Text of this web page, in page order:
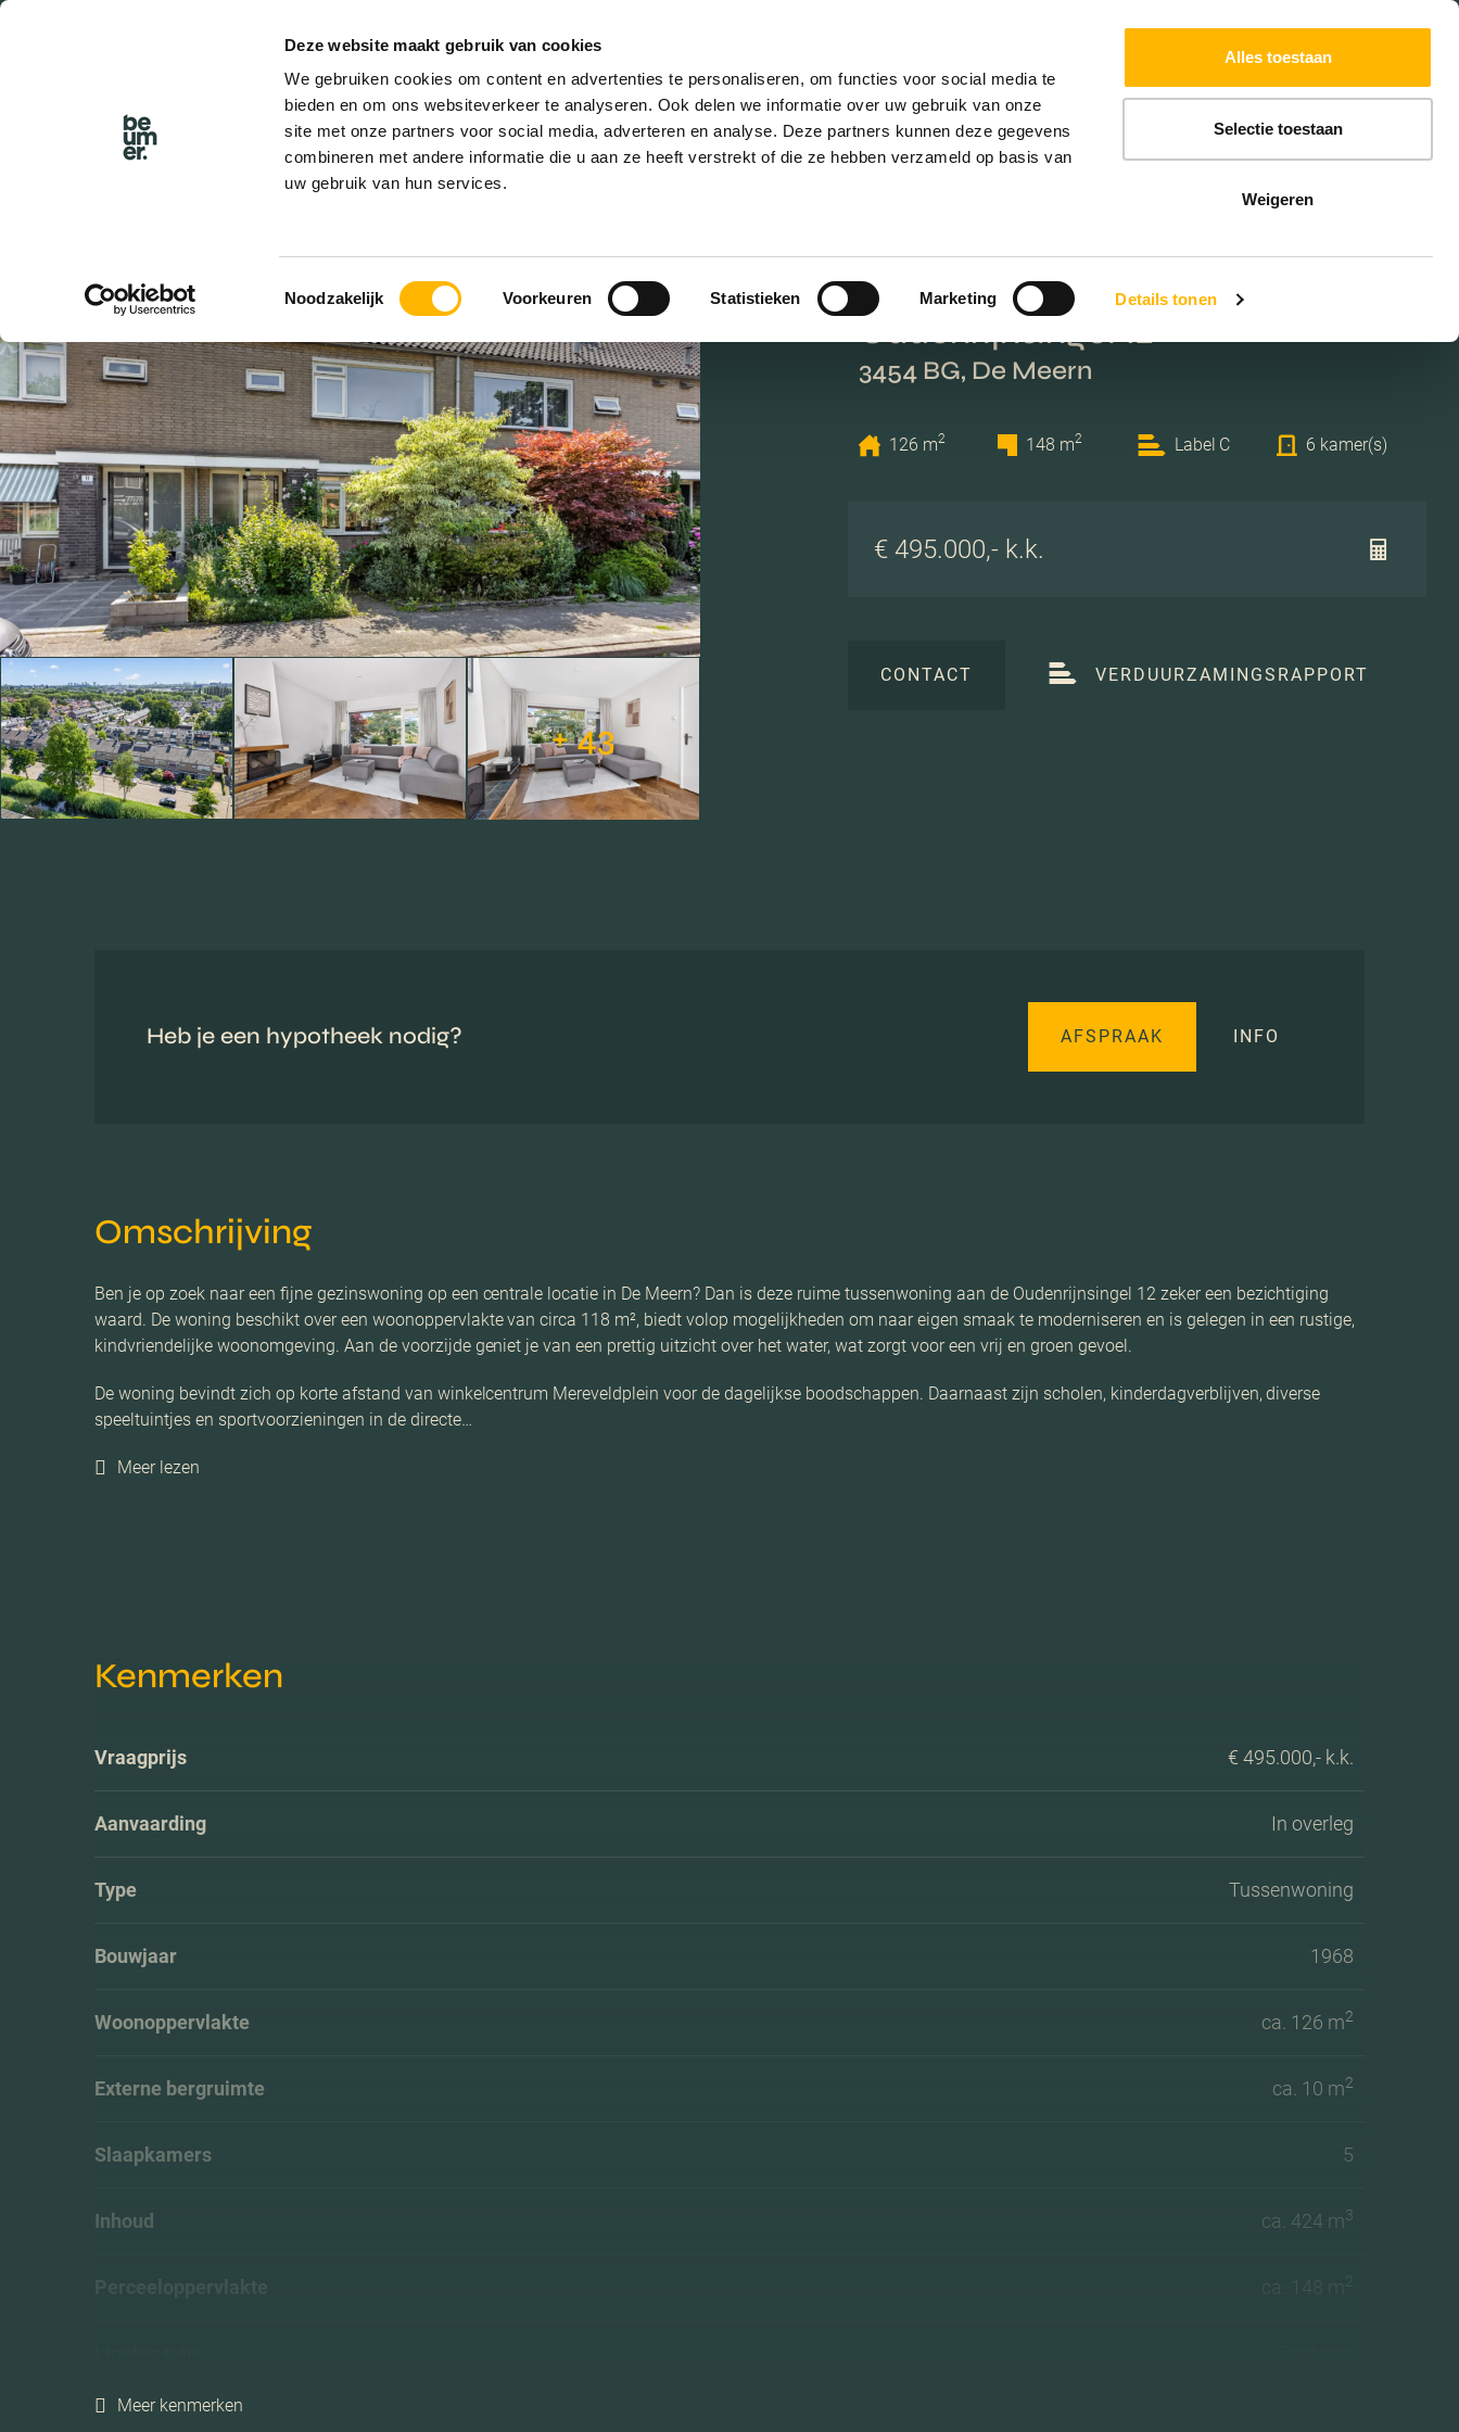
Deze website maakt gebruik van cookies
We gebruiken cookies om content en advertenties te personaliseren, om functies voor social media te
bieden en om ons websiteverkeer te analyseren. Ook delen we informatie over uw gebruik van onze
site met onze partners voor social media, adverteren en analyse. Deze partners kunnen deze gegevens
combineren met andere informatie die u aan ze heeft verstrekt of die ze hebben verzameld op basis van
uw gebruik van hun services.
Toestemmingsselectie
Noodzakelijk Voorkeuren Statistieken Marketing Details tonen
Alles toestaan
Selectie toestaan
Weigeren
+ 43
Oudenrijnsingel 12
3454 BG, De Meern
126 m2 148 m2 Label C 6 kamer(s)
€ 495.000,- k.k.
CONTACT VERDUURZAMINGSRAPPORT
Heb je een hypotheek nodig? AFSPRAAK INFO
Omschrijving
Ben je op zoek naar een fijne gezinswoning op een centrale locatie in De Meern? Dan is deze ruime tussenwoning aan de Oudenrijnsingel 12 zeker een bezichtiging
waard. De woning beschikt over een woonoppervlakte van circa 118 m², biedt volop mogelijkheden om naar eigen smaak te moderniseren en is gelegen in een rustige,
kindvriendelijke woonomgeving. Aan de voorzijde geniet je van een prettig uitzicht over het water, wat zorgt voor een vrij en groen gevoel.
De woning bevindt zich op korte afstand van winkelcentrum Mereveldplein voor de dagelijkse boodschappen. Daarnaast zijn scholen, kinderdagverblijven, diverse
speeltuintjes en sportvoorzieningen in de directe…
Meer lezen
Kenmerken
Vraagprijs € 495.000,- k.k.
Aanvaarding In overleg
Type Tussenwoning
Bouwjaar 1968
Woonoppervlakte ca. 126 m2
Externe bergruimte ca. 10 m2
Slaapkamers 5
Inhoud ca. 424 m3
Perceeloppervlakte
Energielabel
Meer kenmerken